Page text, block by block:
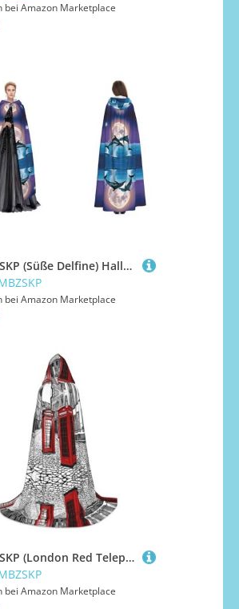
bei Amazon Marketplace
GBMBZSKP (Süße Delfine) Halloween-Kapuzenumhang, Maskerade, Party, Cosplay, Kostüme, Ostern, Unisex, Vampir-Hexen-Umhang für Erwachsene
bei Amazon Marketplace
GBMBZSKP (London Red Telephone Booth) Halloween Kapuzenumhang Hexenhut für Jungen Mädchen Kinder, 85–134 cm Kapuzenumhang Halloween Vampire Kostüm Cosplay Ostern Maskerade Party
bei Amazon Marketplace